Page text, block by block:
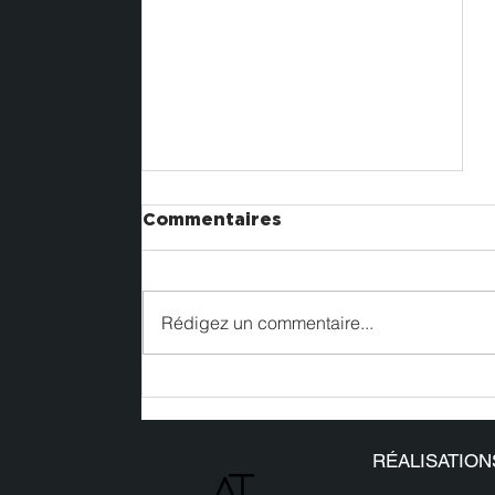
Commentaires
Rédigez un commentaire...